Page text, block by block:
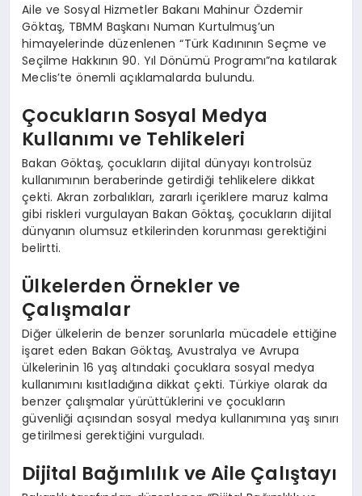
Aile ve Sosyal Hizmetler Bakanı Mahinur Özdemir
Göktaş, TBMM Başkanı Numan Kurtulmuş’un
himayelerinde düzenlenen “Türk Kadınının Seçme ve
Seçilme Hakkının 90. Yıl Dönümü Programı”na katılarak
Meclis’te önemli açıklamalarda bulundu.
Çocukların Sosyal Medya
Kullanımı ve Tehlikeleri
Bakan Göktaş, çocukların dijital dünyayı kontrolsüz
kullanımının beraberinde getirdiği tehlikelere dikkat
çekti. Akran zorbalıkları, zararlı içeriklere maruz kalma
gibi riskleri vurgulayan Bakan Göktaş, çocukların dijital
dünyanın olumsuz etkilerinden korunması gerektiğini
belirtti.
Ülkelerden Örnekler ve
Çalışmalar
Diğer ülkelerin de benzer sorunlarla mücadele ettiğine
işaret eden Bakan Göktaş, Avustralya ve Avrupa
ülkelerinin 16 yaş altındaki çocuklara sosyal medya
kullanımını kısıtladığına dikkat çekti. Türkiye olarak da
benzer çalışmalar yürüttüklerini ve çocukların
güvenliği açısından sosyal medya kullanımına yaş sınırı
getirilmesi gerektiğini vurguladı.
Dijital Bağımlılık ve Aile Çalıştayı